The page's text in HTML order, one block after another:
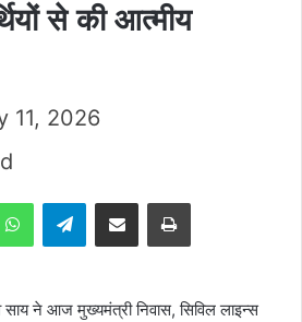
से की आत्मीय
11, 2026
WhatsAppTelegramShare via Email Print
साय ने आज मुख्यमंत्री निवास, सिविल लाइन्स